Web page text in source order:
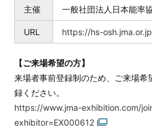
主催 一般社団法人日本能率
URL https://hs-
【ご来場希望の方】
来場者事前登録制のため、ご来場希
録ください。
https://www.jma-exhibition.com/
exhibitor=EX000612